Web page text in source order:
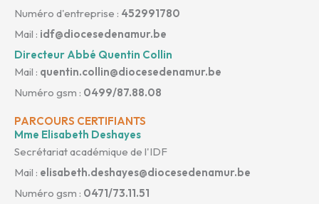
Numéro d'entreprise : 452991780
Mail : idf@diocesedenamur.be
Directeur Abbé Quentin Collin
Mail : quentin.collin@diocesedenamur.be
Numéro gsm : 0499/87.88.08
PARCOURS CERTIFIANTS
Mme Elisabeth Deshayes
Secrétariat académique de l'IDF
Mail : elisabeth.deshayes@diocesedenamur.be
Numéro gsm : 0471/73.11.51